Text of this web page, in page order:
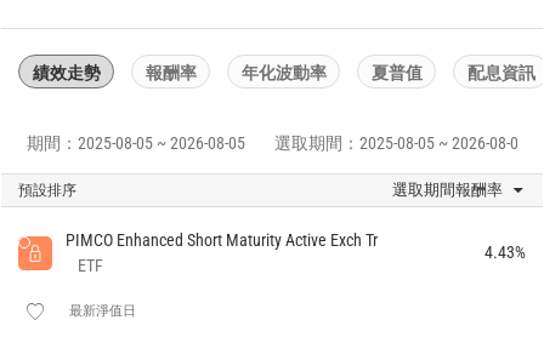
績效走勢 報酬率 年化波動率 夏普值 配息資訊
期間：2025-08-05 ~ 2026-08-05 選取期間：2025-08-05 ~ 2026-08-05
預設排序 選取期間報酬率
PIMCO Enhanced Short Maturity Active Exch Tr
ETF
4.43%
最新淨值日